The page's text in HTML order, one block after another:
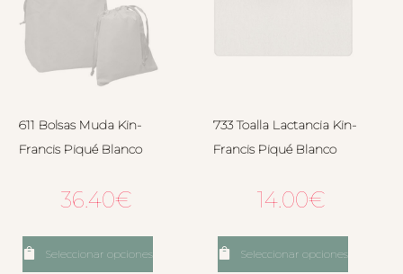
611 Bolsas Muda Kin-
Francis Piqué Blanco
36.40€
Seleccionar opciones
733 Toalla Lactancia Kin-
Francis Piqué Blanco
14.00€
Seleccionar opciones